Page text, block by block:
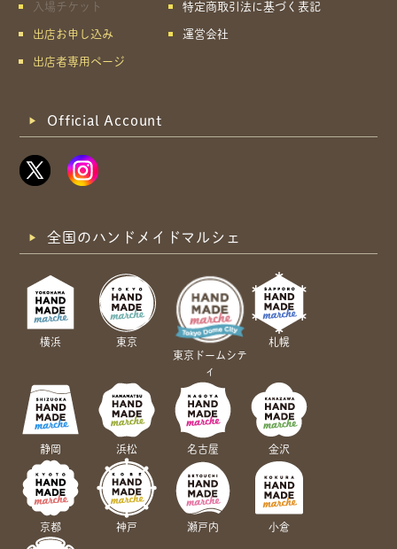
入場チケット
出店お申し込み
出店者専用ページ
特定商取引法に基づく表記
運営会社
Official Account
全国のハンドメイドマルシェ
横浜
東京
東京ドームシテ
ィ
札幌
静岡 浜松 名古屋 金沢
京都 神戸 瀬戸内 小倉